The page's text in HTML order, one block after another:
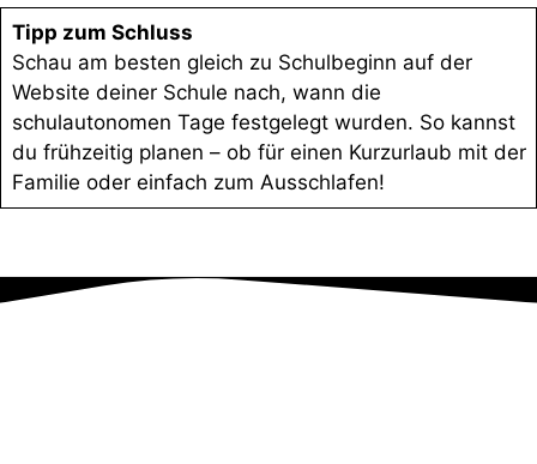
Tipp zum Schluss
Schau am besten gleich zu Schulbeginn auf der
Website deiner Schule nach, wann die
schulautonomen Tage festgelegt wurden. So kannst
du frühzeitig planen – ob für einen Kurzurlaub mit der
Familie oder einfach zum Ausschlafen!